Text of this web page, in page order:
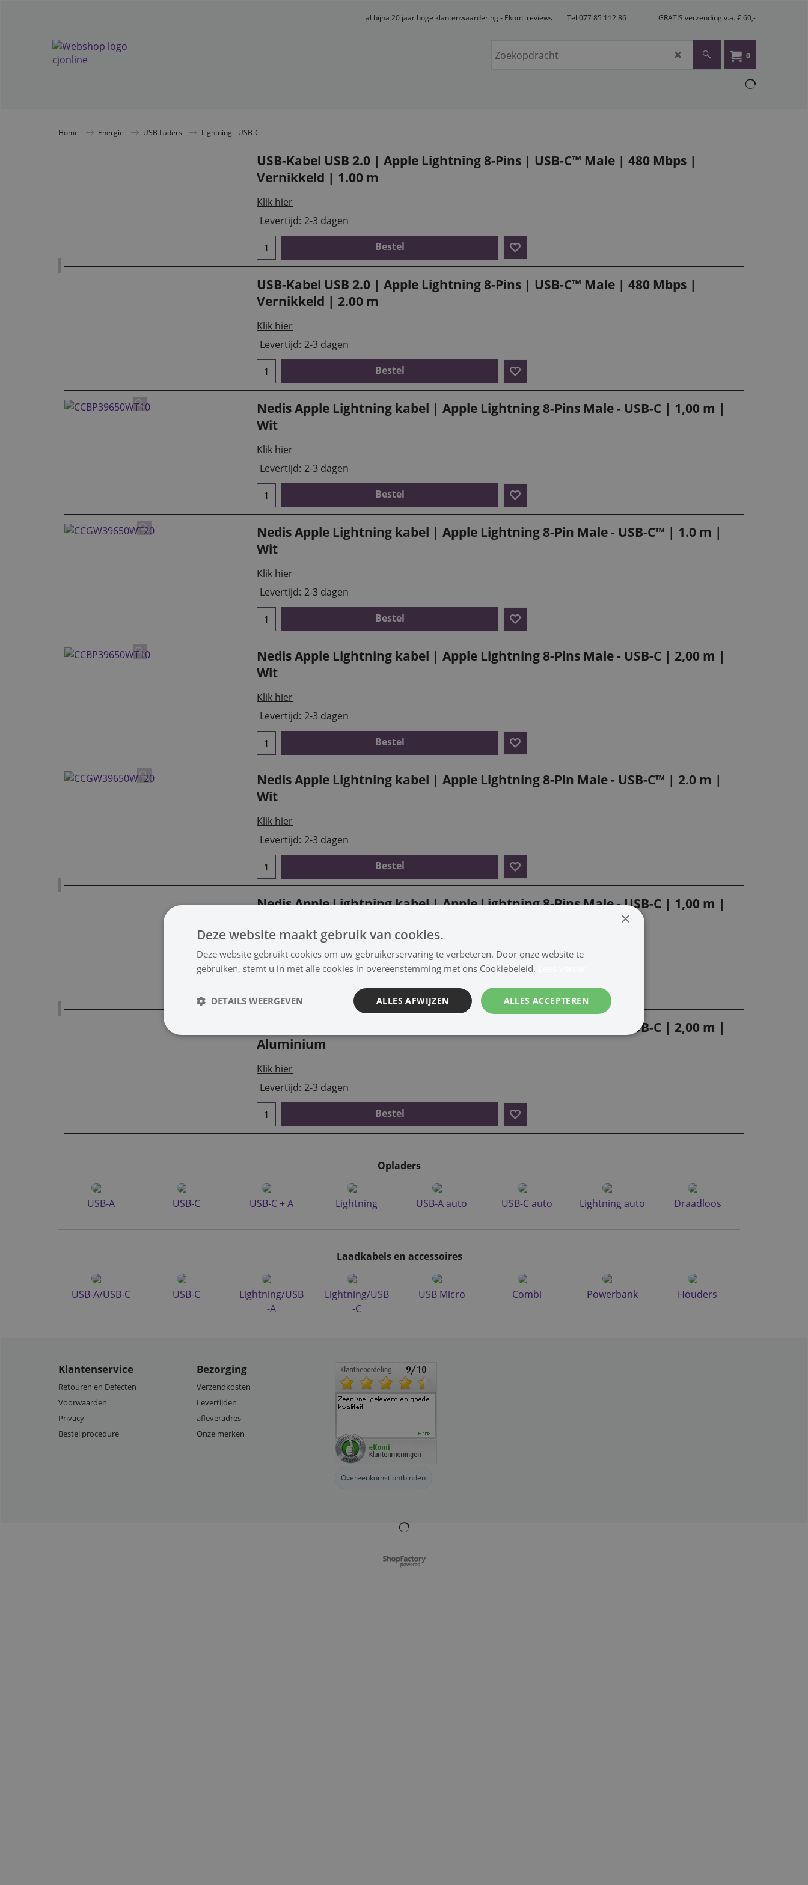
al bijna 20 jaar hoge klantenwaardering - Ekomi reviews Tel 077 85 112 86 GRATIS verzending v.a. € 60,-
0
Home Energie USB Laders Lightning - USB-C
USB-Kabel USB 2.0 | Apple Lightning 8-Pins | USB-C™ Male | 480 Mbps |
Vernikkeld | 1.00 m
Klik hier
Levertijd: 2-3 dagen
Bestel
USB-Kabel USB 2.0 | Apple Lightning 8-Pins | USB-C™ Male | 480 Mbps |
Vernikkeld | 2.00 m
Klik hier
Levertijd: 2-3 dagen
Bestel
Nedis Apple Lightning kabel | Apple Lightning 8-Pins Male - USB-C | 1,00 m |
Wit
Klik hier
Levertijd: 2-3 dagen
Bestel
Nedis Apple Lightning kabel | Apple Lightning 8-Pin Male - USB-C™ | 1.0 m |
Wit
Klik hier
Levertijd: 2-3 dagen
Bestel
Nedis Apple Lightning kabel | Apple Lightning 8-Pins Male - USB-C | 2,00 m |
Wit
Klik hier
Levertijd: 2-3 dagen
Bestel
Nedis Apple Lightning kabel | Apple Lightning 8-Pin Male - USB-C™ | 2.0 m |
Wit
Klik hier
Levertijd: 2-3 dagen
Bestel
Nedis Apple Lightning kabel | Apple Lightning 8-Pins Male - USB-C | 1,00 m |
Levertijd:
2-3 dagen
Bestel
Nedis Apple Lightning kabel | Apple Lightning 8-Pins Male - USB-C | 2,00 m |
Aluminium
Klik hier
Levertijd: 2-3 dagen
Bestel
Opladers
USB-A USB-C USB-C + A Lightning USB-A auto USB-C auto Lightning auto Draadloos
Laadkabels en accessoires
USB-A/USB-C USB-C
Lightning/USB
-A
Lightning/USB
-C
USB Micro Combi Powerbank Houders
Klantenservice
Retouren en Defecten
Voorwaarden
Privacy
Bestel procedure
Bezorging
Verzendkosten
Levertijden
afleveradres
Onze merken
Overeenkomst ontbinden
Webwinkel gemaakt met
ShopFactory webwinkel
×
Deze website maakt gebruik van cookies.
Deze website gebruikt cookies om uw gebruikerservaring te verbeteren. Door onze website te
gebruiken, stemt u in met alle cookies in overeenstemming met ons Cookiebeleid.
ALLES ACCEPTEREN
ALLES AFWIJZEN
DETAILS WEERGEVEN